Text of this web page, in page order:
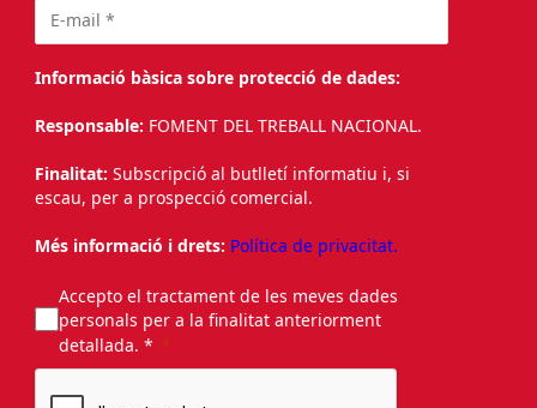
Informació bàsica sobre protecció de dades:
Responsable: FOMENT DEL TREBALL NACIONAL.
Finalitat: Subscripció al butlletí informatiu i, si
escau, per a prospecció comercial.
Més informació i drets: Política de privacitat.
Accepto el tractament de les meves dades
personals per a la finalitat anteriorment
detallada. *